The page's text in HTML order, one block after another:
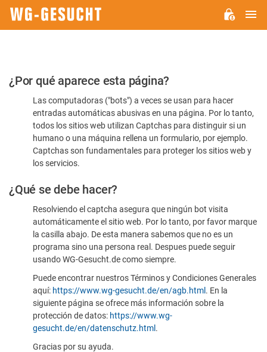
Por
favor,
confirme
humano
¿Por qué aparece esta página?
Las computadoras ("bots") a veces se usan para hacer
entradas automáticas abusivas en una página. Por lo tanto,
todos los sitios web utilizan Captchas para distinguir si un
humano o una máquina rellena un formulario, por ejemplo.
Captchas son fundamentales para proteger los sitios web y
los servicios.
¿Qué se debe hacer?
Resolviendo el captcha asegura que ningún bot visita
automáticamente el sitio web. Por lo tanto, por favor marque
la casilla abajo. De esta manera sabemos que no es un
programa sino una persona real. Despues puede seguir
usando WG-Gesucht.de como siempre.
Puede encontrar nuestros Términos y Condiciones Generales
aquí: https://www.wg-gesucht.de/en/agb.html . En la
siguiente página se ofrece más información sobre la
protección de datos: https://www.wg-
gesucht.de/en/datenschutz.html .
Gracias por su ayuda.